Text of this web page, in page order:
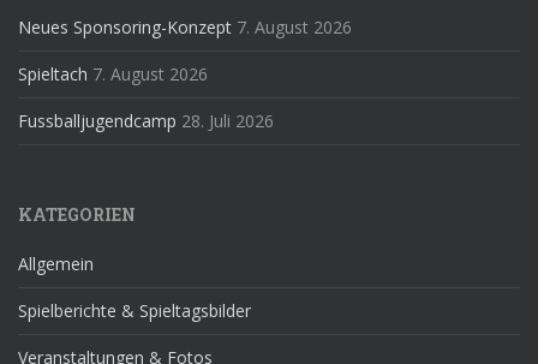
Neues Sponsoring-Konzept 7. August 2026
Spieltach 7. August 2026
Fussballjugendcamp 28. Juli 2026
KATEGORIEN
Allgemein
Spielberichte & Spieltagsbilder
Veranstaltungen & Fotos